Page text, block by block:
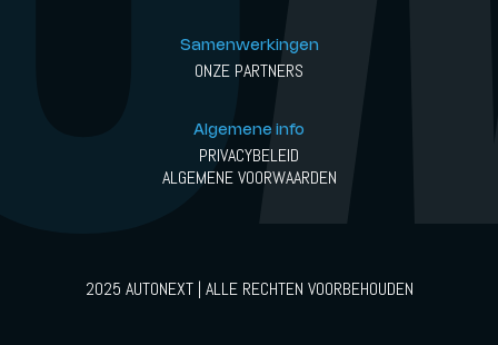
Samenwerkingen
ONZE PARTNERS
Algemene info
PRIVACYBELEID
ALGEMENE VOORWAARDEN
2025 AUTONEXT | ALLE RECHTEN VOORBEHOUDEN